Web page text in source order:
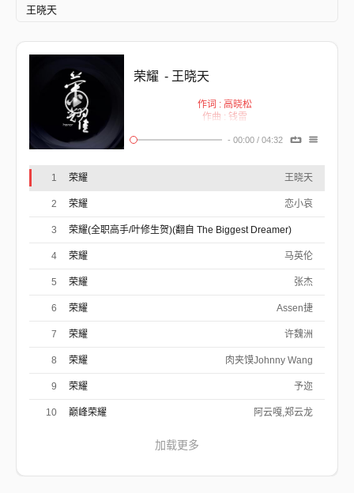
荣耀 - 王晓天
作词 : 高晓松
作曲 : 钱雷
勾勒出梦境中的岛屿
黑夜给了我黑色眼睛
勾勒出梦境中的岛屿
绽放着明天红色的花蕊
黑夜给了我黑色眼睛
- 00:00 / 04:32
1 荣耀 王晓天
2 荣耀 恋小哀
3 荣耀(全职高手/叶修生贺)(翻自 The Biggest Dreamer)
尘韵清魂原创音乐团队
4 荣耀 马英伦
5 荣耀 张杰
6 荣耀 Assen捷
7 荣耀 许魏洲
8 荣耀 肉夹馍Johnny Wang
9 荣耀 予迩
10 巅峰荣耀 阿云嘎,郑云龙
加载更多